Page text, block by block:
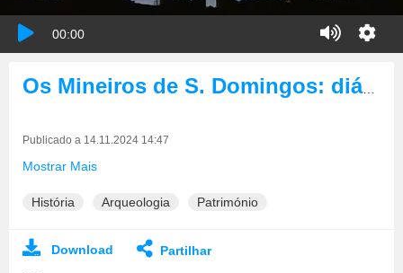
00:00
Os Mineiros de S. Domingos: diário de uma comunidade
Publicado a 14.11.2024 14:47
Mostrar Mais
História Arqueologia Património
Download Partilhar